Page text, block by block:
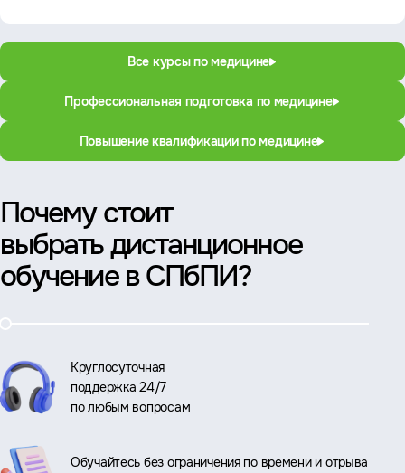
Все курсы по медицине
Профессиональная подготовка по медицине
Повышение квалификации по медицине
Почему стоит
выбрать дистанционное
обучение в СПбПИ?
Круглосуточная
поддержка 24/7
по любым вопросам
Обучайтесь без ограничения по времени и отрыва